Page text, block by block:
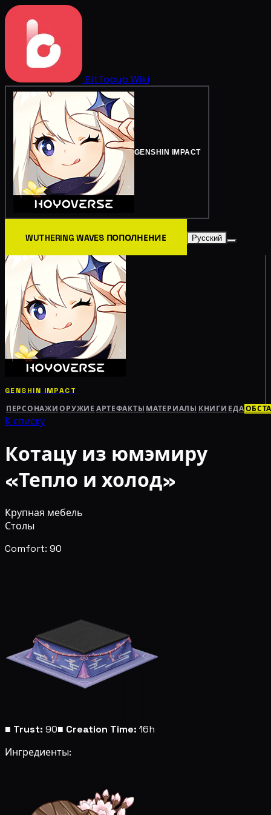
BitTopup Wiki
GENSHIN IMPACT
WUTHERING WAVES ПОПОЛНЕНИЕ Русский
GENSHIN IMPACT
ПЕРСОНАЖИ ОРУЖИЕ АРТЕФАКТЫ МАТЕРИАЛЫ КНИГИ ЕДА
К списку
Котацу из юмэмиру
«Тепло и холод»
Крупная мебель
Столы
Comfort: 90
■ Trust: 90■ Creation Time: 16h
Ингредиенты: